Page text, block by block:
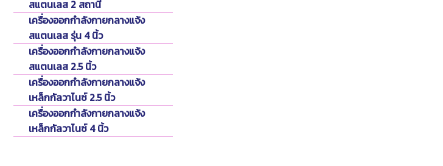
สแตนเลส 2 สถานี
เครื่องออกกำลังกายกลางแจ้ง
สแตนเลส รุ่น 4 นิ้ว
เครื่องออกกำลังกายกลางแจ้ง
สแตนเลส 2.5 นิ้ว
เครื่องออกกำลังกายกลางแจ้ง
เหล็กกัลวาไนซ์ 2.5 นิ้ว
เครื่องออกกำลังกายกลางแจ้ง
เหล็กกัลวาไนซ์ 4 นิ้ว